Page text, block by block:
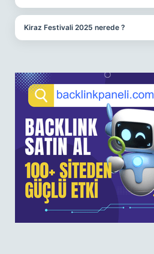
Kiraz Festivali 2025 nerede ?